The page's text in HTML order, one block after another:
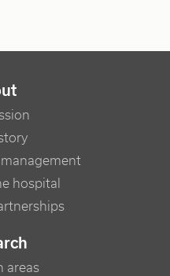
hospital
areas